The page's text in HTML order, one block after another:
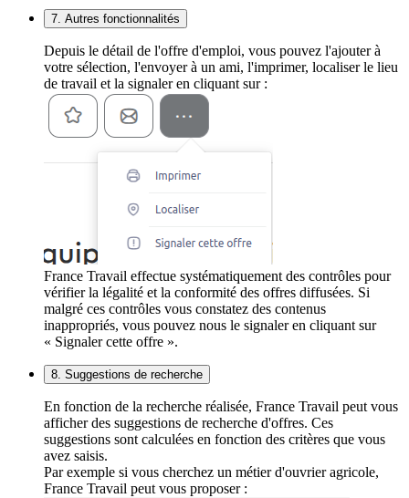
7. Autres fonctionnalités
Depuis le détail de l'offre d'emploi, vous pouvez l'ajouter à
votre sélection, l'envoyer à un ami, l'imprimer, localiser le lieu
de travail et la signaler en cliquant sur :
France Travail effectue systématiquement des contrôles pour
vérifier la légalité et la conformité des offres diffusées. Si
malgré ces contrôles vous constatez des contenus
inappropriés, vous pouvez nous le signaler en cliquant sur
« Signaler cette offre ».
8. Suggestions de recherche
En fonction de la recherche réalisée, France Travail peut vous
afficher des suggestions de recherche d'offres. Ces
suggestions sont calculées en fonction des critères que vous
avez saisis.
Par exemple si vous cherchez un métier d'ouvrier agricole,
France Travail peut vous proposer :